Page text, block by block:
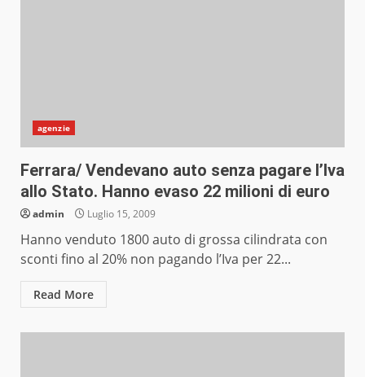
agenzie
Ferrara/ Vendevano auto senza pagare l’Iva
allo Stato. Hanno evaso 22 milioni di euro
admin Luglio 15, 2009
Hanno venduto 1800 auto di grossa cilindrata con
sconti fino al 20% non pagando l’Iva per 22...
Read More